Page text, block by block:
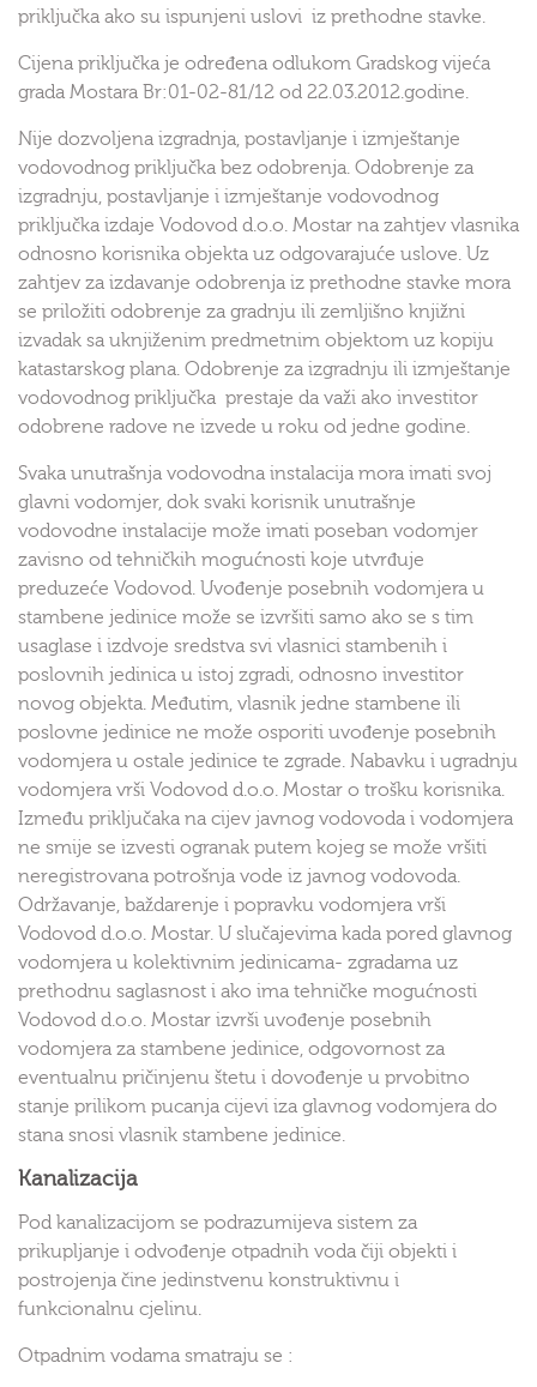
priključka ako su ispunjeni uslovi iz prethodne stavke.
Cijena priključka je određena odlukom Gradskog vijeća
grada Mostara Br:01-02-81/12 od 22.03.2012.godine.
Nije dozvoljena izgradnja, postavljanje i izmještanje
vodovodnog priključka bez odobrenja. Odobrenje za
izgradnju, postavljanje i izmještanje vodovodnog
priključka izdaje Vodovod d.o.o. Mostar na zahtjev vlasnika
odnosno korisnika objekta uz odgovarajuće uslove. Uz
zahtjev za izdavanje odobrenja iz prethodne stavke mora
se priložiti odobrenje za gradnju ili zemljišno knjižni
izvadak sa uknjiženim predmetnim objektom uz kopiju
katastarskog plana. Odobrenje za izgradnju ili izmještanje
vodovodnog priključka prestaje da važi ako investitor
odobrene radove ne izvede u roku od jedne godine.
Svaka unutrašnja vodovodna instalacija mora imati svoj
glavni vodomjer, dok svaki korisnik unutrašnje
vodovodne instalacije može imati poseban vodomjer
zavisno od tehničkih mogućnosti koje utvrđuje
preduzeće Vodovod. Uvođenje posebnih vodomjera u
stambene jedinice može se izvršiti samo ako se s tim
usaglase i izdvoje sredstva svi vlasnici stambenih i
poslovnih jedinica u istoj zgradi, odnosno investitor
novog objekta. Međutim, vlasnik jedne stambene ili
poslovne jedinice ne može osporiti uvođenje posebnih
vodomjera u ostale jedinice te zgrade. Nabavku i ugradnju
vodomjera vrši Vodovod d.o.o. Mostar o trošku korisnika.
Između priključaka na cijev javnog vodovoda i vodomjera
ne smije se izvesti ogranak putem kojeg se može vršiti
neregistrovana potrošnja vode iz javnog vodovoda.
Održavanje, baždarenje i popravku vodomjera vrši
Vodovod d.o.o. Mostar. U slučajevima kada pored glavnog
vodomjera u kolektivnim jedinicama- zgradama uz
prethodnu saglasnost i ako ima tehničke mogućnosti
Vodovod d.o.o. Mostar izvrši uvođenje posebnih
vodomjera za stambene jedinice, odgovornost za
eventualnu pričinjenu štetu i dovođenje u prvobitno
stanje prilikom pucanja cijevi iza glavnog vodomjera do
stana snosi vlasnik stambene jedinice.
Kanalizacija
Pod kanalizacijom se podrazumijeva sistem za
prikupljanje i odvođenje otpadnih voda čiji objekti i
postrojenja čine jedinstvenu konstruktivnu i
funkcionalnu cjelinu.
Otpadnim vodama smatraju se :